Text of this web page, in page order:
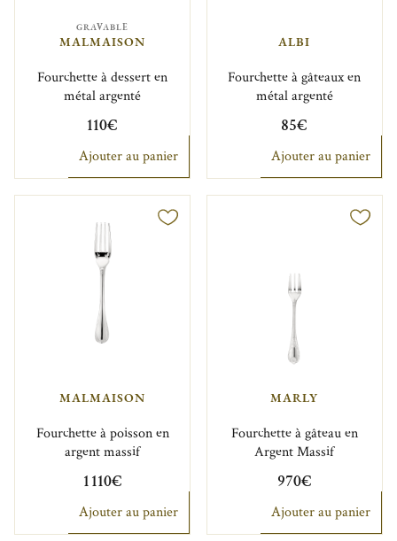
GRAVABLE
MALMAISON
Fourchette à dessert en
métal argenté
110€
Ajouter au panier
ALBI
Fourchette à gâteaux en
métal argenté
85€
Ajouter au panier
MALMAISON
Fourchette à poisson en
argent massif
1 110€
Ajouter au panier
MARLY
Fourchette à gâteau en
Argent Massif
970€
Ajouter au panier